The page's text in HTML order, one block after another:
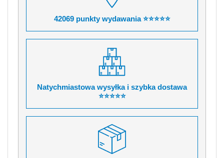
42069 punkty wydawania ⭐⭐⭐⭐⭐
Natychmiastowa wysyłka i szybka dostawa
⭐⭐⭐⭐⭐